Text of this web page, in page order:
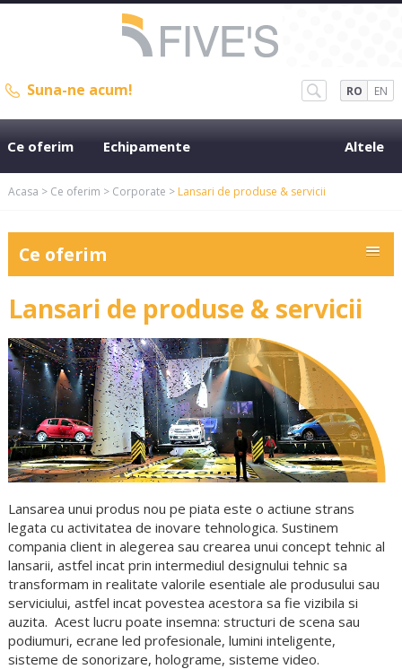
Suna-ne acum! RO EN
Ce oferim Echipamente Altele
Acasa > Ce oferim > Corporate >Lansari de produse & servicii
Ce oferim
Lansari de produse & servicii
Lansarea unui produs nou pe piata este o actiune strans
legata cu activitatea de inovare tehnologica. Sustinem
compania client in alegerea sau crearea unui concept tehnic al
lansarii, astfel incat prin intermediul designului tehnic sa
transformam in realitate valorile esentiale ale produsului sau
serviciului, astfel incat povestea acestora sa fie vizibila si
auzita. Acest lucru poate insemna: structuri de scena sau
podiumuri, ecrane led profesionale, lumini inteligente,
sisteme de sonorizare, holograme, sisteme video.